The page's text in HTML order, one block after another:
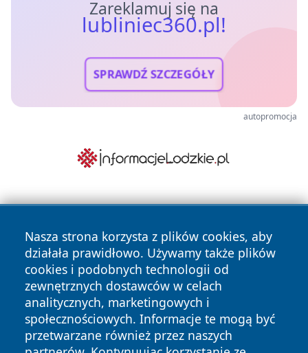
Zareklamuj się na
lubliniec360.pl!
SPRAWDŹ SZCZEGÓŁY
autopromocja
Nasza strona korzysta z plików cookies, aby
działała prawidłowo. Używamy także plików
cookies i podobnych technologii od
zewnętrznych dostawców w celach
analitycznych, marketingowych i
społecznościowych. Informacje te mogą być
przetwarzane również przez naszych
Copyright © 2026 lubliniec360.pl Wszystkie prawa
zastrzeżone.